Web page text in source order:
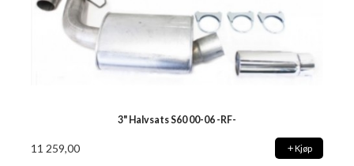
3" Halvsats S60 00-06 -RF-
11 259,00 Kjøp